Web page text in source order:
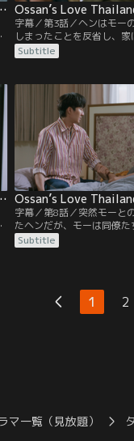
02話／字幕
字幕／第3話／ヘンはモー
しまったことを反省し、
べく努力することを心に誓
の部屋割りではコンデート
ゲームでモーと対戦した
りするが、なかなか仲直
な中、幹事のテンが倒れ
Subtitle
07話／字幕
字幕／第8話／突然モーと
たヘンだが、モーは同僚た
明する。翌朝、モーは熱を
ヘンはお粥作りに奮闘する
ーエムに元気づけられる。
Subtitle
1 2
マ一覧（見放題）